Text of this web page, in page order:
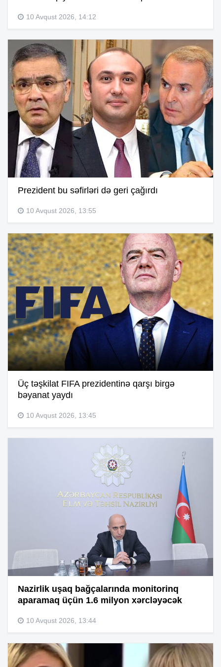
10 Avqust 2026, 14:12
Prezident bu səfirləri də geri çağırdı
10 Avqust 2026, 13:55
Üç təşkilat FIFA prezidentinə qarşı birgə
bəyanat yaydı
10 Avqust 2026, 13:45
Nazirlik uşaq bağçalarında monitorinq
aparamaq üçün 1.6 milyon xərcləyəcək
10 Avqust 2026, 13:44